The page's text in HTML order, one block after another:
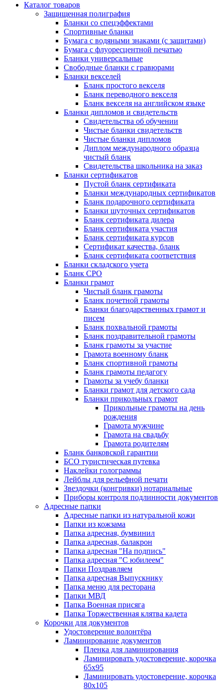
Каталог товаров
Защищенная полиграфия
Бланки со спецэффектами
Спортивные бланки
Бумага с водяными знаками (с защитами)
Бумага с флуоресцентной печатью
Бланки универсальные
Свободные бланки с гравюрами
Бланки векселей
Бланк простого векселя
Бланк переводного векселя
Бланк векселя на английском языке
Бланки дипломов и свидетельств
Свидетельства об обучении
Чистые бланки свидетельств
Чистые бланки дипломов
Диплом международного образца
чистый бланк
Свидетельства школьника на заказ
Бланки сертификатов
Пустой бланк сертификата
Бланки международных сертификатов
Бланк подарочного сертификата
Бланки шуточных сертификатов
Бланк сертификата дилера
Бланк сертификата участия
Бланк сертификата курсов
Сертификат качества, бланк
Бланк сертификата соответствия
Бланки складского учета
Бланк СРО
Бланки грамот
Чистый бланк грамоты
Бланк почетной грамоты
Бланки благодарственных грамот и
писем
Бланк похвальной грамоты
Бланк поздравительной грамоты
Бланк грамоты за участие
Грамота военному бланк
Бланк спортивной грамоты
Бланк грамоты педагогу
Грамоты за учебу бланки
Бланки грамот для детского сада
Бланки прикольных грамот
Прикольные грамоты на день
рождения
Грамота мужчине
Грамота на свадьбу
Грамота родителям
Бланк банковской гарантии
БСО туристическая путевка
Наклейки голограммы
Лейблы для рельефной печати
Звездочки (конгривки) нотариальные
Приборы контроля подлинности документов
Адресные папки
Адресные папки из натуральной кожи
Папки из кожзама
Папка адресная, бумвинил
Папка адресная, балакрон
Папка адресная "На подпись"
Папка адресная "C юбилеем"
Папки Поздравляем
Папка адресная Выпускнику
Папка меню для ресторана
Папки МВД
Папка Военная присяга
Папка Торжественная клятва кадета
Корочки для документов
Удостоверение волонтёра
Ламинирование документов
Пленка для ламинирования
Ламинировать удостоверение, корочка
65х95
Ламинировать удостоверение, корочка
80х105